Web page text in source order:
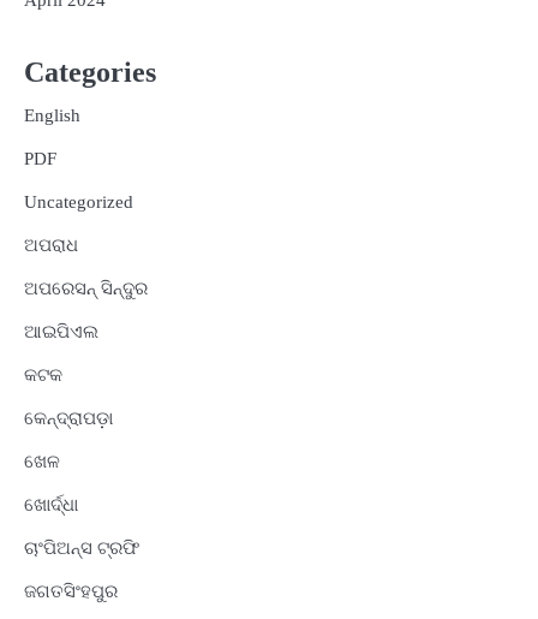
Categories
English
PDF
Uncategorized
ଅପରାଧ
ଅପରେସନ୍ ସିନ୍ଦୁର
ଆଇପିଏଲ
କଟକ
କେନ୍ଦ୍ରାପଡ଼ା
ଖେଳ
ଖୋର୍ଦ୍ଧା
ଚାଂପିଅନ୍ସ ଟ୍ରଫି
ଜଗତସିଂହପୁର